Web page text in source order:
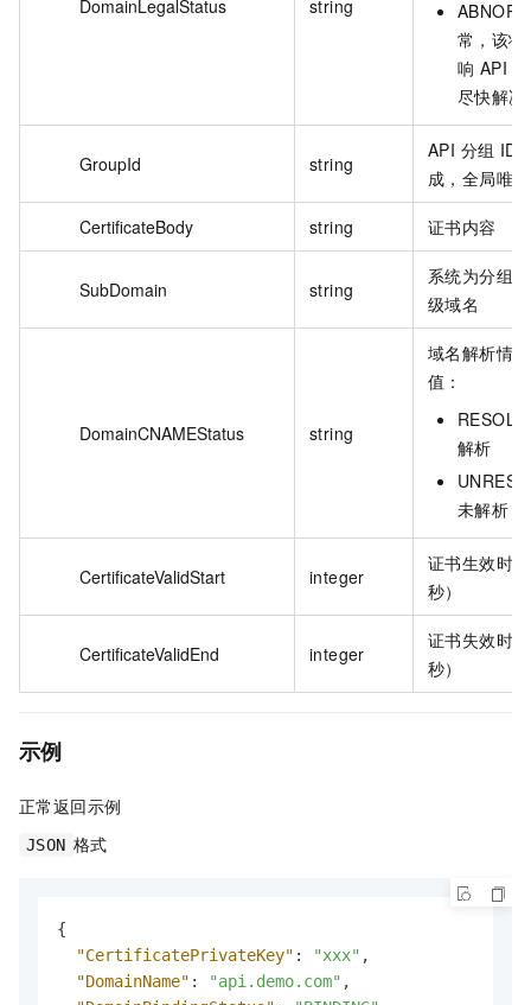
DomainLegalStatus string
常，该状
响 API
尽快解决
GroupId string
API 分组 ID
成，全局唯一
CertificateBody string 证书内容
SubDomain string
系统为分组
级域名
DomainCNAMEStatus string
域名解析情
值：
解析
未解析
CertificateValidStart integer
证书生效时
秒）
CertificateValidEnd integer
证书失效时
秒）
示例
正常返回示例
JSON 格式
{
"CertificatePrivateKey" : "xxx" ,
"DomainName" : "api.demo.com" ,